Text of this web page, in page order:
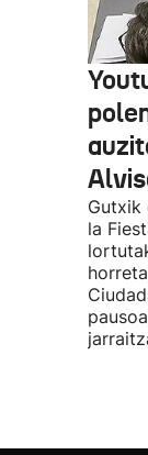
Gutxik
la